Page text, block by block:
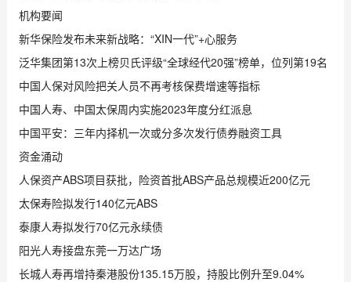
机构要闻
新华保险发布未来新战略：“XIN一代”+心服务
泛华集团第13次上榜贝氏评级“全球经代20强”榜单，位列第19名
中国人保对风险把关人员不再考核保费增速等指标
中国人寿、中国太保周内实施2023年度分红派息
中国平安：三年内择机一次或分多次发行债券融资工具
资金涌动
人保资产ABS项目获批，险资首批ABS产品总规模近200亿元
太保寿险拟发行140亿元ABS
泰康人寿拟发行70亿元永续债
阳光人寿接盘东莞一万达广场
长城人寿再增持秦港股份135.15万股，持股比例升至9.04%